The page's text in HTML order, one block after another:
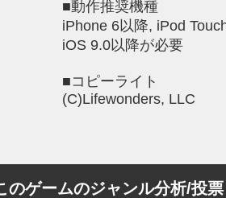
■動作推奨機種
iPhone 6以降, iPod
iOS 9.0以降が必要
■コピーライト
(C)Lifewonders, LLC
のゲームのジャンル分析/投票